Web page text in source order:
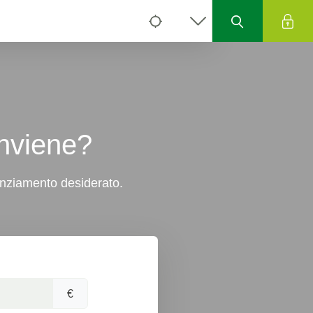
desiderato.
€